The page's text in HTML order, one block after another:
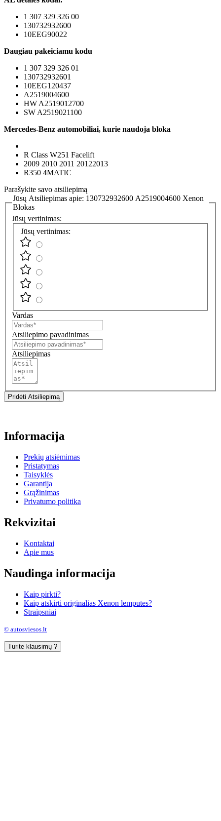
1 307 329 326 00
130732932600
10EEG90022
Daugiau pakeiciamu kodu
1 307 329 326 01
130732932601
10EEG120437
A2519004600
HW A2519012700
SW A2519021100
Mercedes-Benz automobiliai, kurie naudoja bloka
R Class W251 Facelift
2009 2010 2011 20122013
R350 4MATIC
Parašykite savo atsiliepimą
Jūsų Atsiliepimas apie: 130732932600 A2519004600 Xenon
Blokas
Jūsų vertinimas:
Jūsų vertinimas:
Vardas
Atsiliepimo pavadinimas
Atsiliepimas
Pridėti Atsiliepimą
Informacija
Prekių atsiėmimas
Pristatymas
Taisyklės
Garantija
Grąžinimas
Privatumo politika
Rekvizitai
Kontaktai
Apie mus
Naudinga informacija
Kaip pirkti?
Kaip atskirti originalias Xenon lemputes?
Straipsniai
© autosviesos.lt
Turite klausimų ?